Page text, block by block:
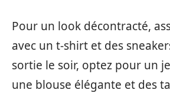
Pour un look décontracté,
avec un t-shirt et des
sortie le soir, optez pour un
une blouse élégante et des